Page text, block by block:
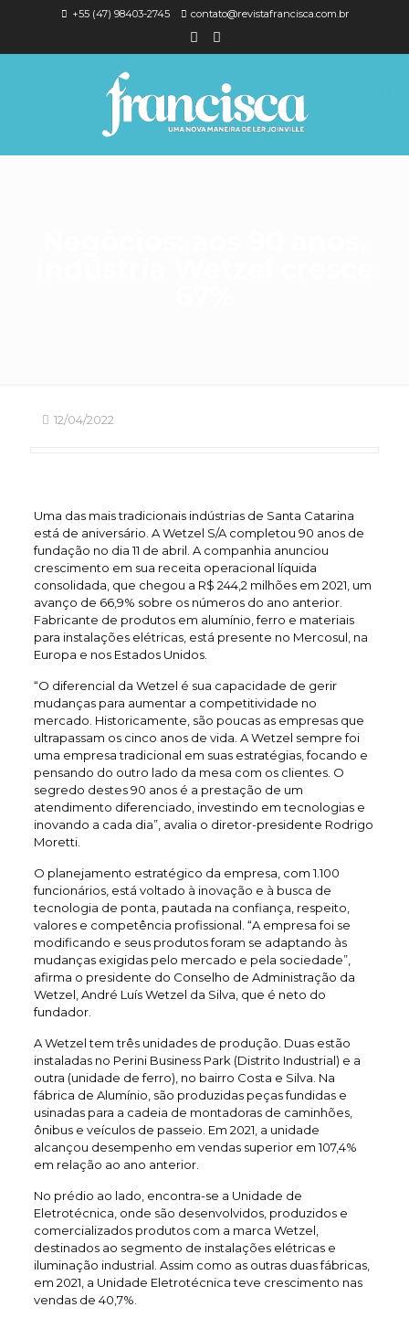
+55 (47) 98403-2745 contato@revistafrancisca.com.br
12/04/2022
Uma das mais tradicionais indústrias de Santa Catarina
está de aniversário. A Wetzel S/A completou 90 anos de
fundação no dia 11 de abril. A companhia anunciou
crescimento em sua receita operacional líquida
consolidada, que chegou a R$ 244,2 milhões em 2021, um
avanço de 66,9% sobre os números do ano anterior.
Fabricante de produtos em alumínio, ferro e materiais
para instalações elétricas, está presente no Mercosul, na
Europa e nos Estados Unidos.
“O diferencial da Wetzel é sua capacidade de gerir
mudanças para aumentar a competitividade no
mercado. Historicamente, são poucas as empresas que
ultrapassam os cinco anos de vida. A Wetzel sempre foi
uma empresa tradicional em suas estratégias, focando e
pensando do outro lado da mesa com os clientes. O
segredo destes 90 anos é a prestação de um
atendimento diferenciado, investindo em tecnologias e
inovando a cada dia”, avalia o diretor-presidente Rodrigo
Moretti.
O planejamento estratégico da empresa, com 1.100
funcionários, está voltado à inovação e à busca de
tecnologia de ponta, pautada na confiança, respeito,
valores e competência profissional. “A empresa foi se
modificando e seus produtos foram se adaptando às
mudanças exigidas pelo mercado e pela sociedade”,
afirma o presidente do Conselho de Administração da
Wetzel, André Luís Wetzel da Silva, que é neto do
fundador.
A Wetzel tem três unidades de produção. Duas estão
instaladas no Perini Business Park (Distrito Industrial) e a
outra (unidade de ferro), no bairro Costa e Silva. Na
fábrica de Alumínio, são produzidas peças fundidas e
usinadas para a cadeia de montadoras de caminhões,
ônibus e veículos de passeio. Em 2021, a unidade
alcançou desempenho em vendas superior em 107,4%
em relação ao ano anterior.
No prédio ao lado, encontra-se a Unidade de
Eletrotécnica, onde são desenvolvidos, produzidos e
comercializados produtos com a marca Wetzel,
destinados ao segmento de instalações elétricas e
iluminação industrial. Assim como as outras duas fábricas,
em 2021, a Unidade Eletrotécnica teve crescimento nas
vendas de 40,7%.